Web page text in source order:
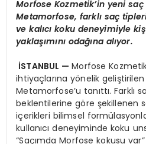
Morfose Kozmetik’in yeni saç
Metamorfose, farklı saç
ve kalıcı koku deneyimiyle
yaklaşımını odağına alıyor.
İSTANBUL —Morfose
ihtiyaçlarına yönelik
Metamorfose’u tanıttı. Farklı
beklentilerine göre şekillenen
içerikleri bilimsel
kullanıcı deneyiminde koku
“Saçımda Morfose kokusu